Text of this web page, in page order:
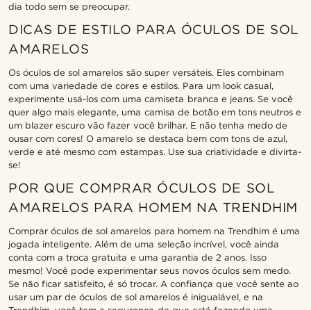
dia todo sem se preocupar.
DICAS DE ESTILO PARA ÓCULOS DE SOL
AMARELOS
Os óculos de sol amarelos são super versáteis. Eles combinam
com uma variedade de cores e estilos. Para um look casual,
experimente usá-los com uma camiseta branca e jeans. Se você
quer algo mais elegante, uma camisa de botão em tons neutros e
um blazer escuro vão fazer você brilhar. E não tenha medo de
ousar com cores! O amarelo se destaca bem com tons de azul,
verde e até mesmo com estampas. Use sua criatividade e divirta-
se!
POR QUE COMPRAR ÓCULOS DE SOL
AMARELOS PARA HOMEM NA TRENDHIM
Comprar óculos de sol amarelos para homem na Trendhim é uma
jogada inteligente. Além de uma seleção incrível, você ainda
conta com a troca gratuita e uma garantia de 2 anos. Isso
mesmo! Você pode experimentar seus novos óculos sem medo.
Se não ficar satisfeito, é só trocar. A confiança que você sente ao
usar um par de óculos de sol amarelos é inigualável, e na